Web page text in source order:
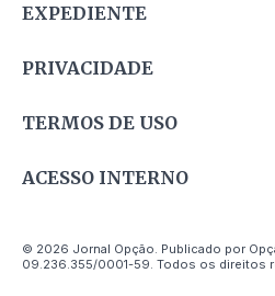
EXPEDIENTE
PRIVACIDADE
TERMOS DE USO
ACESSO INTERNO
© 2026 Jornal Opção. Publicado por
09.236.355/0001-59. Todos os direitos